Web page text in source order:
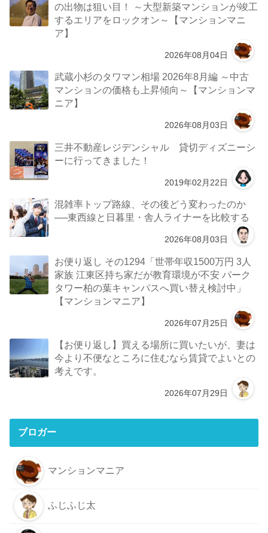
の出物は狙い目！ ～大型新築マンションが竣工
するエリアをロックオン～【マンションマニ
ア】
2026年08月04日
武蔵小杉のタワマン相場 2026年8月編 ～中古
マンションの価格も上昇傾向～【マンションマ
ニア】
2026年08月03日
三井不動産レジデンシャル 貸切ディズニーシ
ーに行ってきました！
2019年02月22日
混雑率トップ路線、その後どう変わったのか
──東西線と日暮里・舎人ライナーを比較する
2026年08月03日
お便り返し その1294「世帯年収1500万円 3人
家族 江東区持ち家だが教育環境が不安 パーク
タワー柏の葉キャンパスへ買い替え検討中」
【マンションマニア】
2026年07月25日
【お便り返し】買える場所に買いたいが、妻は
今より不便なところに住むなら賃貸でよいとの
考えです。
2026年07月29日
ブロガー
マンションマニア
ふじふじ太